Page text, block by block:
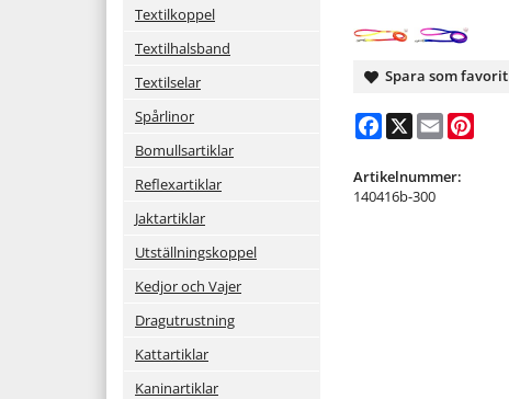
Textilkoppel
Textilhalsband
Textilselar
Spårlinor
Bomullsartiklar
Reflexartiklar
Jaktartiklar
Utställningskoppel
Kedjor och Vajer
Dragutrustning
Kattartiklar
Kaninartiklar
Spara som favorit
Facebook
X Email
Artikelnummer:
140416b-300